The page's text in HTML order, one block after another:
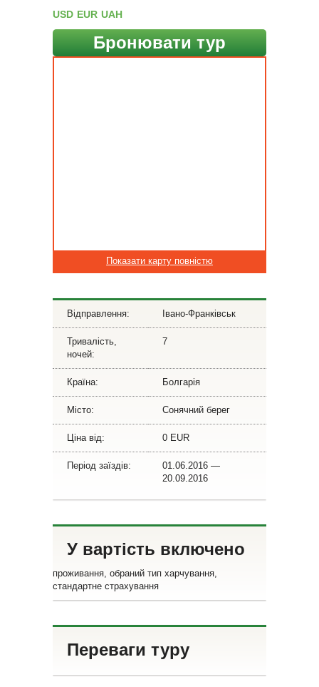
USD EUR UAH
Бронювати тур
Показати карту повністю
Відправлення: Івано-Франківськ
Тривалість,
ночей:
7
Країна: Болгарія
Місто: Сонячний берег
Ціна від: 0 EUR
Період заїздів:
01.06.2016 —
20.09.2016
У вартість включено
проживання, обраний тип харчування,
стандартне страхування
Переваги туру